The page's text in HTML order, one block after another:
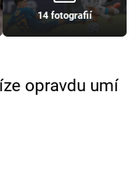
14 fotografií
opravdu umí